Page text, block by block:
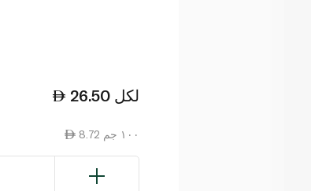
26.50 لكل
8.72 ١٠٠ جم